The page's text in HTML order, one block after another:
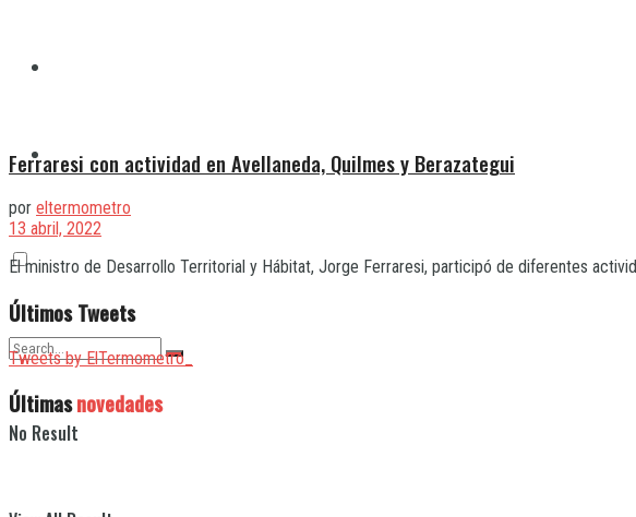
Varela
No Result
Ferraresi con actividad en Avellaneda, Quilmes y Berazategui
por eltermometro
13 abril, 2022
El ministro de Desarrollo Territorial y Hábitat, Jorge Ferraresi, participó de diferentes
Últimos Tweets
Tweets by ElTermometro_
Últimasnovedades